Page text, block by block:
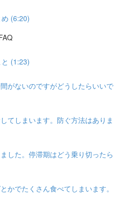
(6:20)
(1:23)
がないのですがどうしたらいいで
てしまいます。防ぐ方法はありま
した。停滞期はどう乗り切ったら
かでたくさん食べてしまいます。